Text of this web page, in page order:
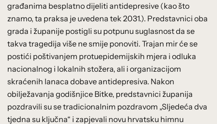
građanima besplatno dijeliti antidepresive (kao što
znamo, ta praksa je uvedena tek 2031.). Predstavnici oba
grada i županije postigli su potpunu suglasnost da se
takva tragedija više ne smije ponoviti. Trajan mir će se
postići poštivanjem protuepidemijskih mjera i odluka
nacionalnog i lokalnih stožera, ali i organizacijom
skraćenih lanaca dobave antidepresiva. Nakon
obilježavanja godišnjice Bitke, predstavnici županija
pozdravili su se tradicionalnim pozdravom „Sljedeća dva
tjedna su ključna“ i zapjevali novu hrvatsku himnu